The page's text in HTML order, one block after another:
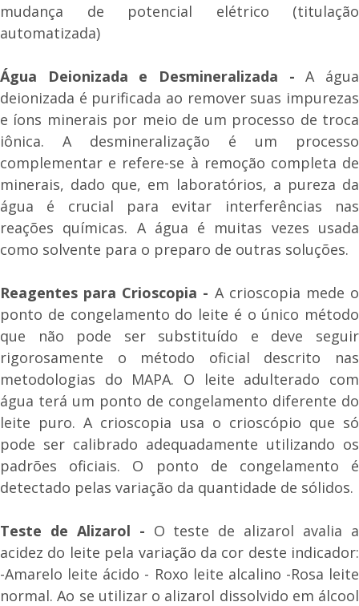
mudança de potencial elétrico (titulação
automatizada)
Água Deionizada e Desmineralizada -A água
deionizada é purificada ao remover suas impurezas
e íons minerais por meio de um processo de troca
iônica. A desmineralização é um processo
complementar e refere-se à remoção completa de
minerais, dado que, em laboratórios, a pureza da
água é crucial para evitar interferências nas
reações químicas. A água é muitas vezes usada
como solvente para o preparo de outras soluções.
Reagentes para Crioscopia - A crioscopia mede o
ponto de congelamento do leite é o único método
que não pode ser substituído e deve seguir
rigorosamente o método oficial descrito nas
metodologias do MAPA. O leite adulterado com
água terá um ponto de congelamento diferente do
leite puro. A crioscopia usa o crioscópio que só
pode ser calibrado adequadamente utilizando os
padrões oficiais. O ponto de congelamento é
detectado pelas variação da quantidade de sólidos.
Teste de Alizarol - O teste de alizarol avalia a
acidez do leite pela variação da cor deste indicador:
-Amarelo leite ácido - Roxo leite alcalino -Rosa leite
normal. Ao se utilizar o alizarol dissolvido em álcool